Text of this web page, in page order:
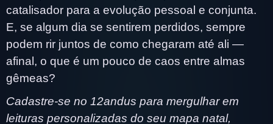
catalisador para a evolução pessoal e conjunta.
E, se algum dia se sentirem perdidos, sempre
podem rir juntos de como chegaram até ali —
afinal, o que é um pouco de caos entre almas
gêmeas?
Cadastre-se no 12andus para mergulhar em
leituras personalizadas do seu mapa natal,